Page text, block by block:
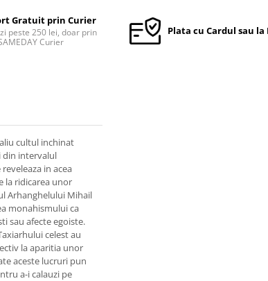
Gratuit prin Curier
peste 250 lei, doar prin
Curier
Plata cu Cardul sau
cultul inchinat
din intervalul
in acea
la ridicarea unor
Arhanghelului Mihail
monahismului ca
sau afecte egoiste.
celest au
la aparitia unor
aceste lucruri pun
a-i calauzi pe